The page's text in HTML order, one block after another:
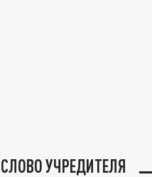
СЛОВО УЧРЕДИТЕЛЯ